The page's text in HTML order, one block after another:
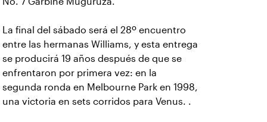
La final del sábado será el 28º encuentro
entre las hermanas Williams, y esta entrega
se producirá 19 años después de que se
enfrentaron por primera vez: en la
segunda ronda en Melbourne Park en 1998,
una victoria en sets corridos para Venus. .